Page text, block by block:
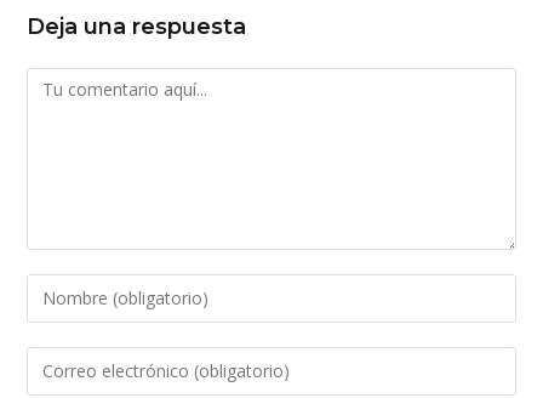
Deja una respuesta
Comentario
Introduce
tu
nombre
Introduce
tu